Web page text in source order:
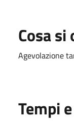
Cosa
Agevolazione
Tempi